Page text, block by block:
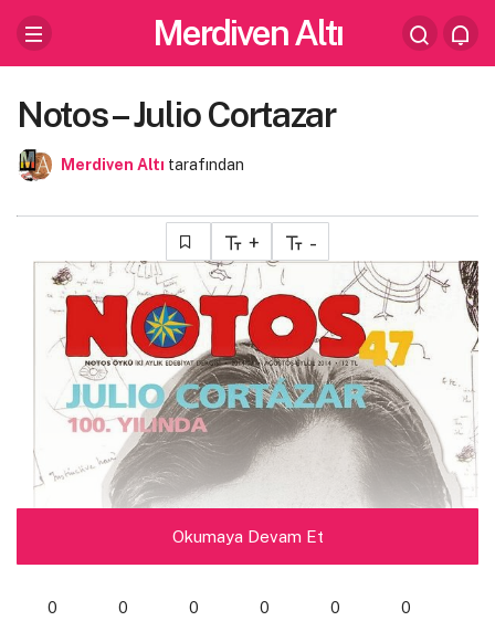
Merdiven Altı
Notos – Julio Cortazar
Merdiven Altı tarafından
+ -
Okumaya Devam Et
0 0 0 0 0 0